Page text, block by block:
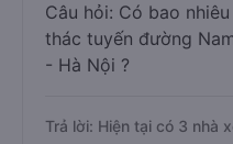
Câu hỏi: Có bao
thác tuyến đường
- Hà Nội ?
Trả lời: Hiện tại có 3 nhà